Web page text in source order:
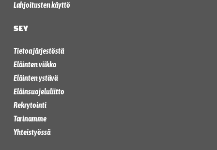
Lahjoitusten käyttö
SEY
Tietoa järjestöstä
Eläinten viikko
Eläinten ystävä
Eläinsuojeluliitto
Rekrytointi
Tarinamme
Yhteistyössä